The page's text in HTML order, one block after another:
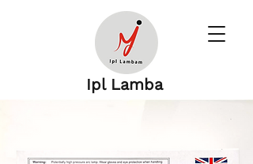
Ipl Lamba